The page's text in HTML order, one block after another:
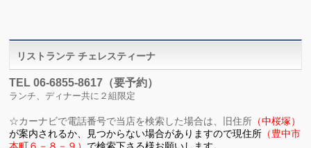
リストランテ チェレスティーナ
TEL 06-6855-8617（要予約）
ランチ、ディナー共に２組限定
☆カーナビで電話番号で当店を検索した場合は、旧住所 （中桜塚）
が案内されるか、見つからない場合がありますので現住所 （豊中市